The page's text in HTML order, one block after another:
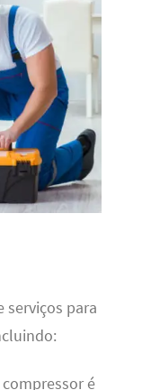
serviços para
compressor é